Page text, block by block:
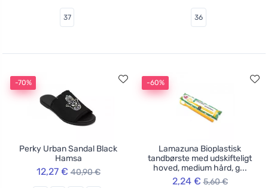
37 36
-70%
Perky Urban Sandal Black
Hamsa
12,27 € 40,90 €
-60%
Lamazuna Bioplastisk
tandbørste med udskifteligt
hoved, medium hård, g...
2,24 € 5,60 €